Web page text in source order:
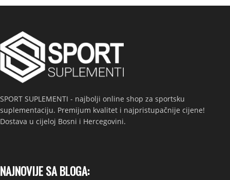
SPORT SUPLEMENTI - najbolji online shop za sportsku
suplementaciju. Premijum kvalitet i najpristupačnije cijene!
Dostava u cijeloj Bosni i Hercegovini.
NAJNOVIJE SA BLOGA: